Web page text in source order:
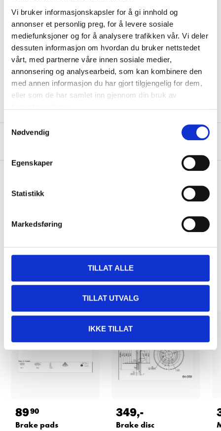
Vi bruker informasjonskapsler for å gi innhold og
annonser et personlig preg, for å levere sosiale
mediefunksjoner og for å analysere trafikken vår. Vi deler
dessuten informasjon om hvordan du bruker nettstedet
vårt, med partnerne våre innen sosiale medier,
annonsering og analysearbeid, som kan kombinere den
med annen informasjon du har gjort tilgjengelig for dem,
eller som de har samlet inn gjennom din bruk av
Samtykkevalg
Nødvendig
Egenskaper
Statistikk
Markedsføring
TILLAT ALLE
TILLAT UTVALG
IKKE TILLAT
Manual.pdf
Art. 65-110
Other customers also bought
8990
Brake pads
349,-
Brake disc